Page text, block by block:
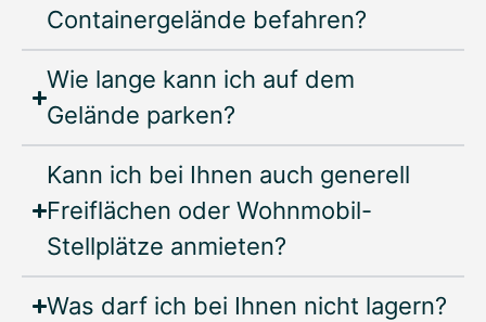
Containergelände befahren?
Wie lange kann ich auf dem
Gelände parken?
Kann ich bei Ihnen auch generell
Freiflächen oder Wohnmobil-
Stellplätze anmieten?
Was darf ich bei Ihnen nicht lagern?